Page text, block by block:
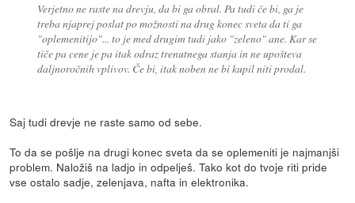
Verjetno ne raste na drevju, da bi ga obral. Pa tudi če bi, ga je
treba njaprej poslat po možnosti na drug konec sveta da ti ga
"oplemenitijo"... to je med drugim tudi jako "zeleno" ane. Kar se
tiče pa cene je pa itak odraz trenutnega stanja in ne upošteva
daljnoročnih vplivov. Če bi, itak noben ne bi kupil niti prodal.
Saj tudi drevje ne raste samo od sebe.
To da se pošlje na drugi konec sveta da se oplemeniti je najmanjši
problem. Naložiš na ladjo in odpelješ. Tako kot do tvoje riti pride
vse ostalo sadje, zelenjava, nafta in elektronika.